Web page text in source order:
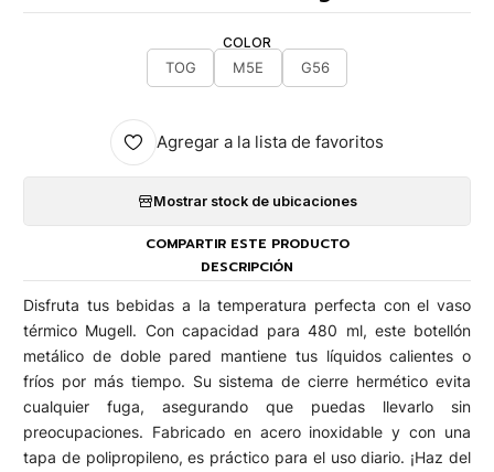
COLOR
TOG
M5E G56
Agregar a la lista de favoritos
Mostrar stock de ubicaciones
COMPARTIR ESTE PRODUCTO
DESCRIPCIÓN
Disfruta tus bebidas a la temperatura perfecta con el vaso
térmico Mugell. Con capacidad para 480 ml, este botellón
metálico de doble pared mantiene tus líquidos calientes o
fríos por más tiempo. Su sistema de cierre hermético evita
cualquier fuga, asegurando que puedas llevarlo sin
preocupaciones. Fabricado en acero inoxidable y con una
tapa de polipropileno, es práctico para el uso diario. ¡Haz del